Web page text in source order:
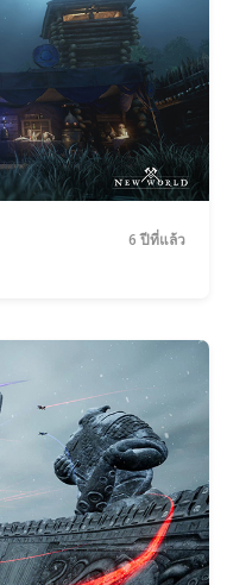
6 ปีที่แล้ว